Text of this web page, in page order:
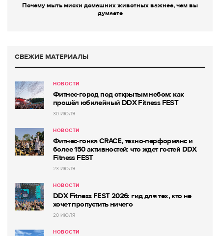
Почему мыть миски домашних животных важнее, чем вы
думаете
СВЕЖИЕ МАТЕРИАЛЫ
НОВОСТИ
Фитнес-город под открытым небом: как
прошёл юбилейный DDX Fitness FEST
30 ИЮЛЯ
НОВОСТИ
Фитнес-гонка CRACE, техно-перформанс и
более 150 активностей: что ждет гостей DDX
Fitness FEST
23 ИЮЛЯ
НОВОСТИ
DDX Fitness FEST 2026: гид для тех, кто не
хочет пропустить ничего
20 ИЮЛЯ
НОВОСТИ